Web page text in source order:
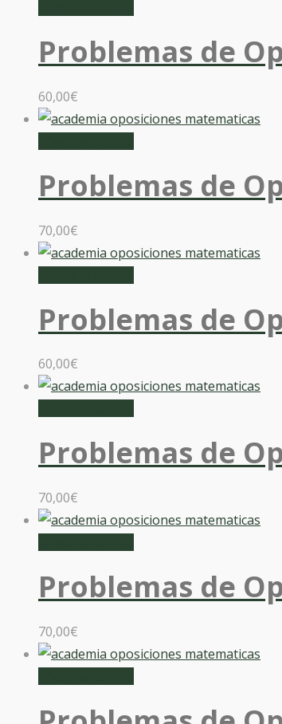
Problemas de
60,00€
Problemas de
70,00€
Problemas de
60,00€
Problemas de
70,00€
Problemas de
70,00€